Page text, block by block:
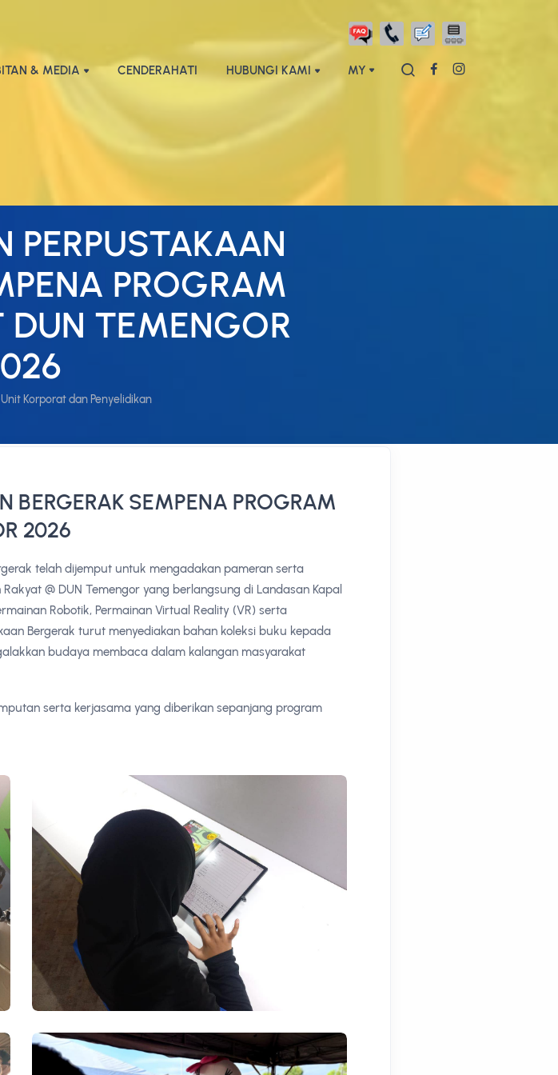
& MEDIA CENDERAHATI HUBUNGI KAMI MY
PERPUSTAKAAN
PROGRAM
DUN TEMENGOR
Unit Korporat dan Penyelidikan
BERGERAK SEMPENA PROGRAM
2026
telah dijemput untuk mengadakan pameran serta
@ DUN Temengor yang berlangsung di Landasan Kapal
Robotik, Permainan Virtual Reality (VR) serta
Bergerak turut menyediakan bahan koleksi buku kepada
budaya membaca dalam kalangan masyarakat
serta kerjasama yang diberikan sepanjang program